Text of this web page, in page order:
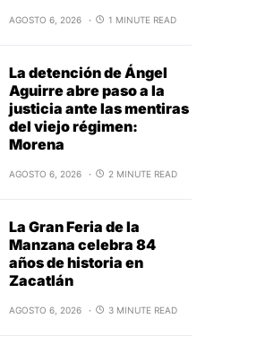
AGOSTO 6, 2026 1 MINUTE READ
La detención de Ángel
Aguirre abre paso a la
justicia ante las mentiras
del viejo régimen:
Morena
AGOSTO 6, 2026 2 MINUTE READ
La Gran Feria de la
Manzana celebra 84
años de historia en
Zacatlán
AGOSTO 6, 2026 3 MINUTE READ